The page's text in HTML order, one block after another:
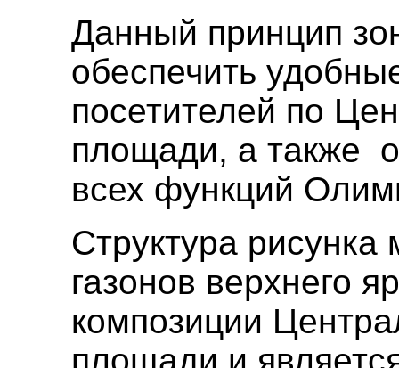
Данный принцип
обеспечить
посетителей по
площади, а также
всех функций
Структура
газонов верхнего
композиции